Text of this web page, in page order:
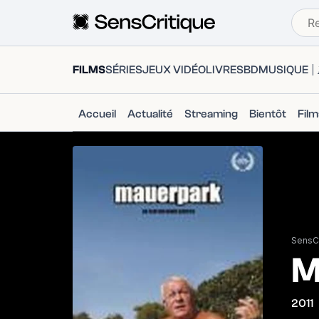
FILMSSÉRIESJEUX VIDÉOLIVRESBDMUSIQUE
Accueil Actualité Streaming Bientôt
2011